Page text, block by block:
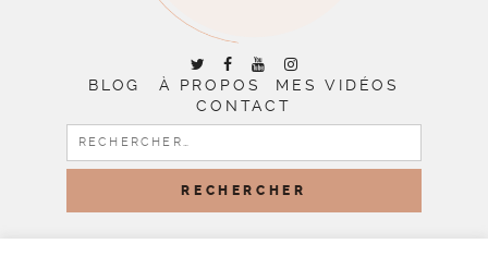
BLOG À PROPOS
MES VIDÉOS
CONTACT
RECHERCHER :